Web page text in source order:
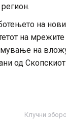
на
на
на
од
Клучни